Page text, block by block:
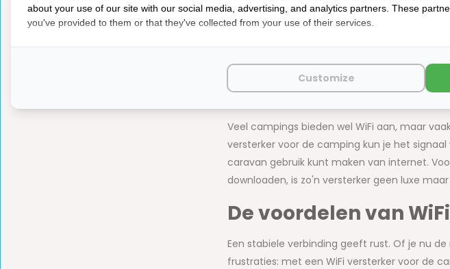
Met een goede WiFi versterker voor de
camping staat. Tegenwoordig willen we ook
het thuisfront of gewoon om je favoriete
ons aanbod of lees eerst nog even verder
Waarom een WiFi
Veel campings bieden wel WiFi aan, maar
versterker voor de camping kun je het
caravan gebruik kunt maken van internet.
downloaden, is zo'n versterker geen luxe
De voordelen van
Een stabiele verbinding geeft rust. Of je nu
frustraties: met een WiFi versterker voor de
about your use of our site with our social media, advertising, and analytics partners. These
you've provided to them or that they've collected from your use of their services.
Customize